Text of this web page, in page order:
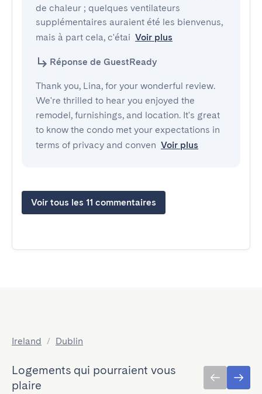
de chaleur ; quelques ventilateurs
supplémentaires auraient été les bienvenus,
mais à part cela, c'étai Voir plus
Réponse de GuestReady
Thank you, Lina, for your wonderful review.
We're thrilled to hear you enjoyed the
remodel, furnishings, and location. It's great
to know the condo met your expectations in
terms of privacy and conven Voir plus
Voir tous les 11 commentaires
Ireland / Dublin
Logements qui pourraient vous
plaire